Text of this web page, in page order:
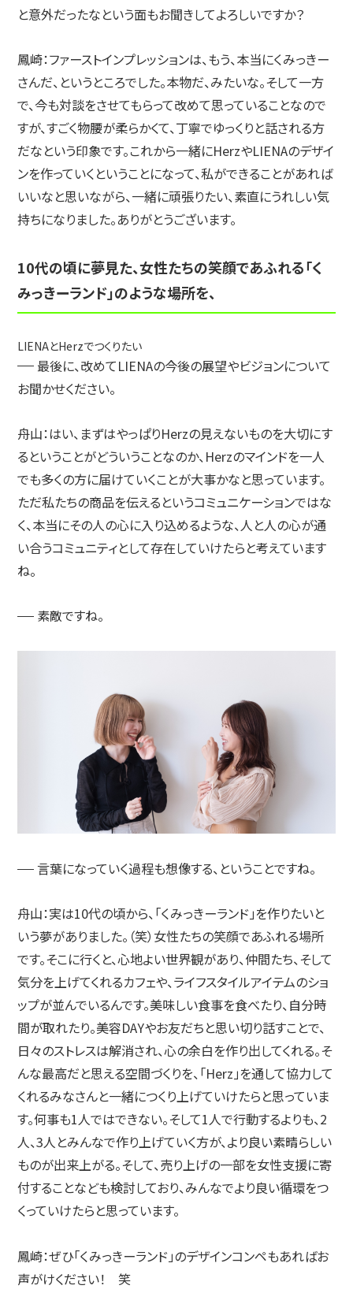
と意外だったなという面もお聞きしてよろしいですか？
鳳崎：ファーストインプレッションは、もう、本当にくみっきー
さんだ、というところでした。本物だ、みたいな。そして一方
で、今も対談をさせてもらって改めて思っていることなので
すが、すごく物腰が柔らかくて、丁寧でゆっくりと話される方
だなという印象です。これから一緒にHerzやLIENAのデザイ
ンを作っていくということになって、私ができることがあれば
いいなと思いながら、一緒に頑張りたい、素直にうれしい気
持ちになりました。ありがとうございます。
10代の頃に夢見た、女性たちの笑顔であふれる「く
みっきーランド」のような場所を、
LIENAとHerzでつくりたい
最後に、改めてLIENAの今後の展望やビジョンについて
お聞かせください。
舟山：はい、まずはやっぱりHerzの見えないものを大切にす
るということがどういうことなのか、Herzのマインドを一人
でも多くの方に届けていくことが大事かなと思っています。
ただ私たちの商品を伝えるというコミュニケーションではな
く、本当にその人の心に入り込めるような、人と人の心が通
い合うコミュニティとして存在していけたらと考えています
ね。
素敵ですね。
言葉になっていく過程も想像する、ということですね。
舟山：実は10代の頃から、「くみっきーランド」を作りたいと
いう夢がありました。（笑）女性たちの笑顔であふれる場所
です。そこに行くと、心地よい世界観があり、仲間たち、そして
気分を上げてくれるカフェや、ライフスタイルアイテムのショ
ップが並んでいるんです。美味しい食事を食べたり、自分時
間が取れたり。美容DAYやお友だちと思い切り話すことで、
日々のストレスは解消され、心の余白を作り出してくれる。そ
んな最高だと思える空間づくりを、「Herz」を通して協力して
くれるみなさんと一緒につくり上げていけたらと思っていま
す。何事も1人ではできない。そして1人で行動するよりも、2
人、3人とみんなで作り上げていく方が、より良い素晴らしい
ものが出来上がる。そして、売り上げの一部を女性支援に寄
付することなども検討しており、みんなでより良い循環をつ
くっていけたらと思っています。
鳳崎：ぜひ「くみっきーランド」のデザインコンペもあればお
声がけください！ 笑